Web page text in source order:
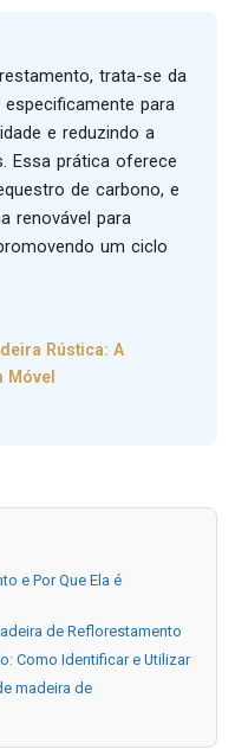
trata-se da
para
e reduzindo a
Essa prática oferece
de carbono, e
renovável para
um ciclo
Rústica: A
Móvel
e Por Que Ela é
de Reflorestamento
Como Identificar e Utilizar
madeira de